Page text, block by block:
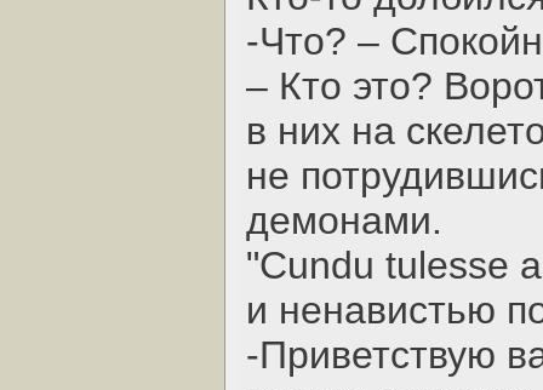
-Что? –
– Кто это?
в них на
не
демонами.
"Cundu tulesse
и ненавистью
-Приветствую